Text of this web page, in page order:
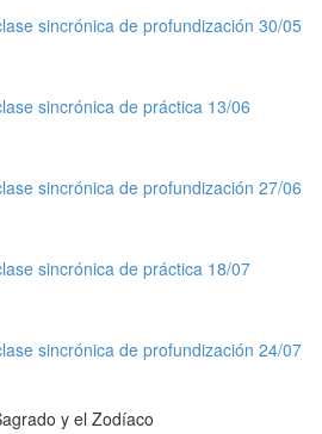
sincrónica de profundización 30/05
sincrónica de práctica 13/06
sincrónica de profundización 27/06
sincrónica de práctica 18/07
sincrónica de profundización 24/07
y el Zodíaco